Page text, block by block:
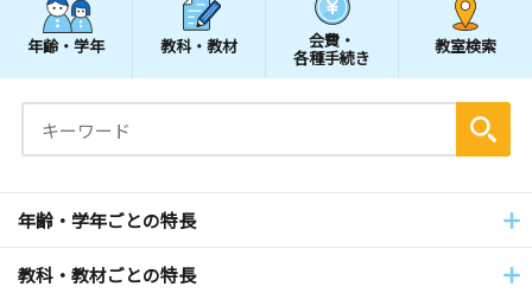
年齢・学年 教科・教材 会費・
各種手続き
教室検索
年齢・学年ごとの特長
教科・教材ごとの特長